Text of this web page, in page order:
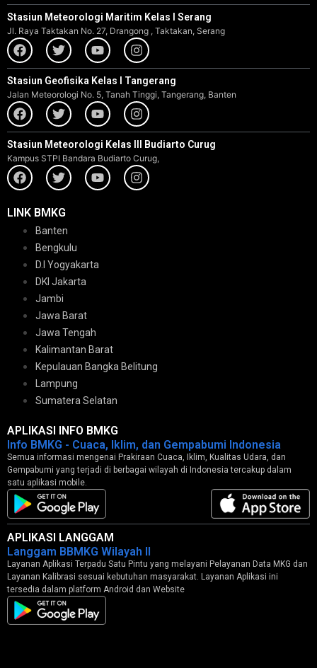
Stasiun Meteorologi Maritim Kelas I Serang
Jl. Raya Taktakan No. 27, Drangong , Taktakan, Serang
Stasiun Geofisika Kelas I Tangerang
Jalan Meteorologi No. 5, Tanah Tinggi, Tangerang, Banten
Stasiun Meteorologi Kelas III Budiarto Curug
Kampus STPI Bandara Budiarto Curug,
LINK BMKG
Banten
Bengkulu
D.I Yogyakarta
DKI Jakarta
Jambi
Jawa Barat
Jawa Tengah
Kalimantan Barat
Kepulauan Bangka Belitung
Lampung
Sumatera Selatan
APLIKASI INFO BMKG
Info BMKG - Cuaca, Iklim, dan Gempabumi Indonesia
Semua informasi mengenai Prakiraan Cuaca, Iklim, Kualitas Udara, dan
Gempabumi yang terjadi di berbagai wilayah di Indonesia tercakup dalam
satu aplikasi mobile.
APLIKASI LANGGAM
Langgam BBMKG Wilayah II
Layanan Aplikasi Terpadu Satu Pintu yang melayani Pelayanan Data MKG dan
Layanan Kalibrasi sesuai kebutuhan masyarakat. Layanan Aplikasi ini
tersedia dalam platform Android dan Website